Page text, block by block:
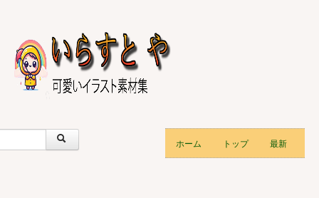
ホーム トップ 最新